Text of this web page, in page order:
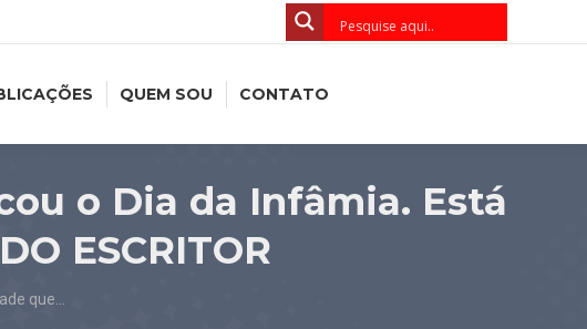
QUEM SOU CONTATO
o Dia da Infâmia. Está
ESCRITOR
que…